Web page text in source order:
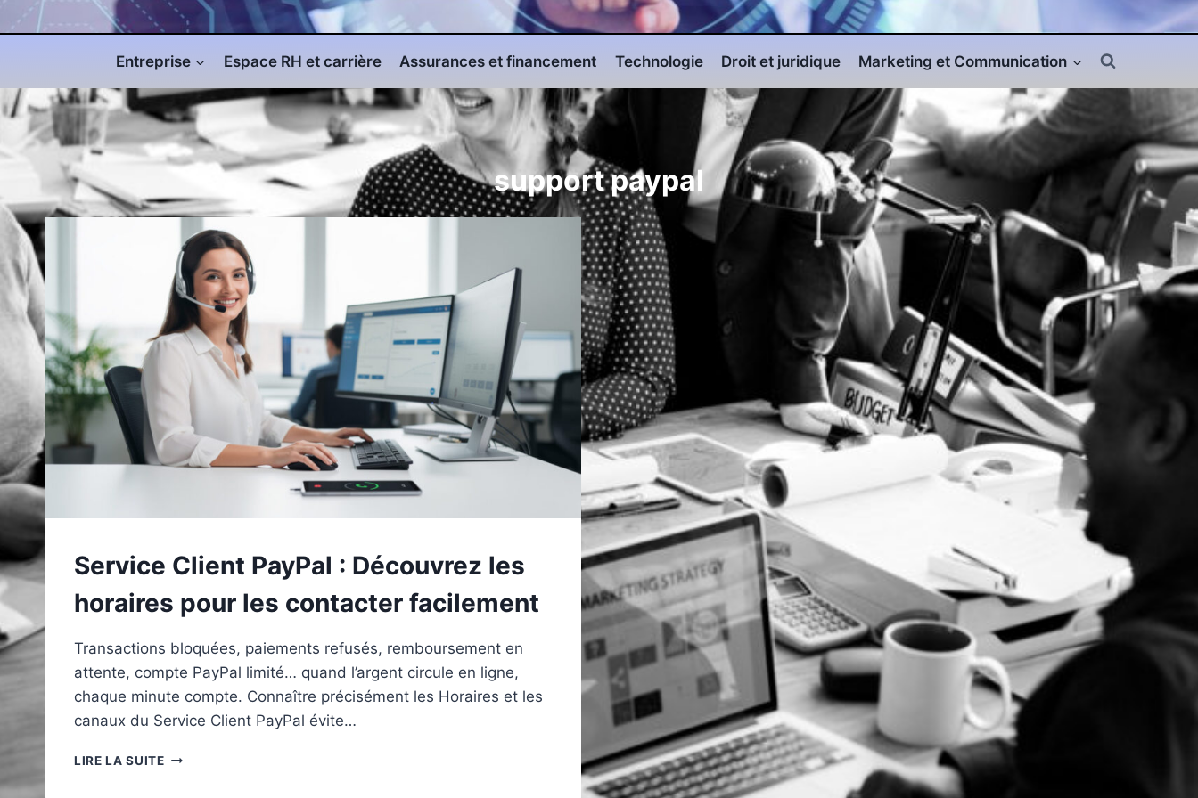
Entreprise Espace RH et carrière Assurances et financement Technologie Droit et juridique Marketing et Communication
support paypal
Service Client PayPal : Découvrez les
horaires pour les contacter facilement
Transactions bloquées, paiements refusés, remboursement en
attente, compte PayPal limité… quand l’argent circule en ligne,
chaque minute compte. Connaître précisément les Horaires et les
canaux du Service Client PayPal évite…
LIRE LA SUITESERVICE